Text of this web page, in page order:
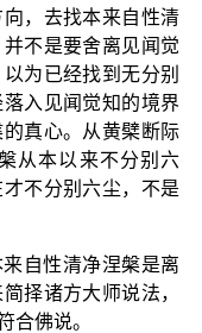
，去找本来自性清
不是要舍离见闻觉
为已经找到无分别
入见闻觉知的境界
真心。从黄檗断际
从本以来不分别六
不分别六尘，不是
自性清净涅槃是离
择诸方大师说法，
合佛说。